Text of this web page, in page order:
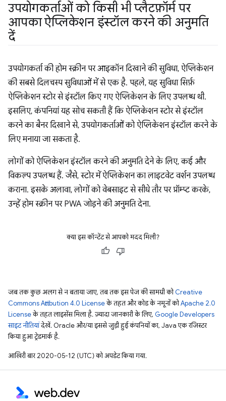
उपयोगकर्ताओं को किसी भी प्लैटफ़ॉर्म पर
आपका ऐप्लिकेशन इंस्टॉल करने की अनुमति
दें
उपयोगकर्ता की होम स्क्रीन पर आइकॉन दिखाने की सुविधा, ऐप्लिकेशन
की सबसे दिलचस्प सुविधाओं में से एक है. पहले, यह सुविधा सिर्फ़
ऐप्लिकेशन स्टोर से इंस्टॉल किए गए ऐप्लिकेशन के लिए उपलब्ध थी.
इसलिए, कंपनियां यह सोच सकती हैं कि ऐप्लिकेशन स्टोर से इंस्टॉल
करने का बैनर दिखाने से, उपयोगकर्ताओं को ऐप्लिकेशन इंस्टॉल करने के
लिए मनाया जा सकता है.
लोगों को ऐप्लिकेशन इंस्टॉल करने की अनुमति देने के लिए, कई और
विकल्प उपलब्ध हैं. जैसे, स्टोर में ऐप्लिकेशन का लाइटवेट वर्शन उपलब्ध
कराना. इसके अलावा, लोगों को वेबसाइट से सीधे तौर पर प्रॉम्प्ट करके,
उन्हें होम स्क्रीन पर PWA जोड़ने की अनुमति देना.
क्या इस कॉन्टेंट से आपको मदद मिली?
जब तक कुछ अलग से न बताया जाए, तब तक इस पेज की सामग्री कोCreative
Commons Attribution 4.0 Licenseके तहत और कोड के नमूनों कोApache 2.0
Licenseके तहत लाइसेंस मिला है. ज़्यादा जानकारी के लिए, Google Developers
साइट नीतियांदेखें. Oracle और/या इससे जुड़ी हुई कंपनियों का, Java एक रजिस्टर
किया हुआ ट्रेडमार्क है.
आखिरी बार 2020-05-12 (UTC) को अपडेट किया गया.